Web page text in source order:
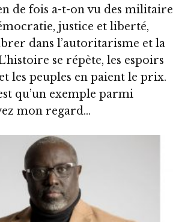
de fois a-t-on vu des
justice et liberté,
dans l’autoritarisme et la
se répète, les espoirs
les peuples en paient le prix.
qu’un exemple parmi
mon regard…